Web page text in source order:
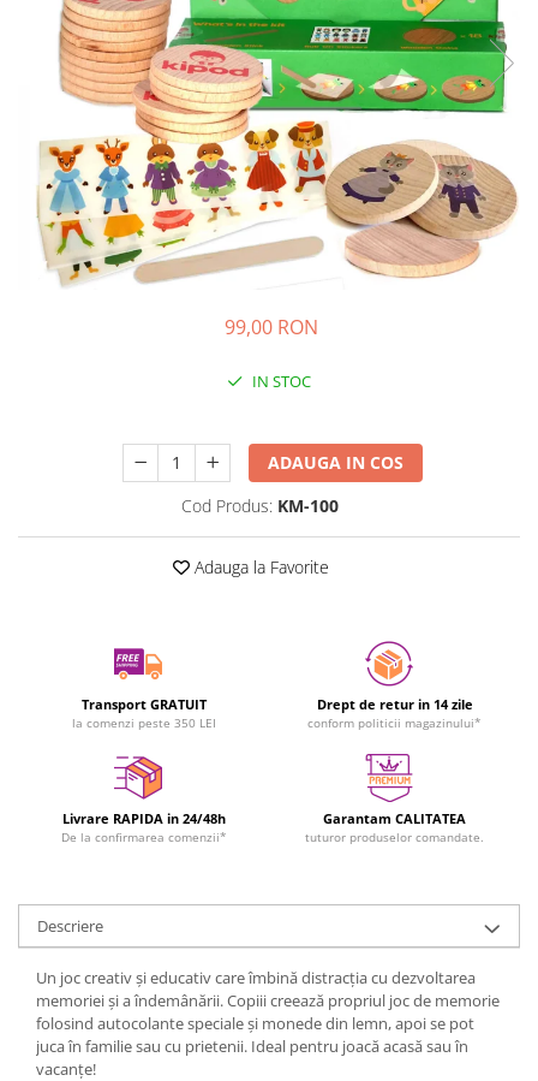
Jucarii dentitie
Jucarii Senzoriale
Teatru de papusi
Umbrele
Stilouri
Tempera și acuarele
99,00 RON
IN STOC
ADAUGA IN COS
Cod Produs: KM-100
Adauga la Favorite
Transport GRATUIT
la comenzi peste 350 LEI
Drept de retur in 14 zile
conform politicii magazinului*
Livrare RAPIDA in 24/48h
De la confirmarea comenzii*
Garantam CALITATEA
tuturor produselor comandate.
Descriere
Un joc creativ și educativ care îmbină distracția cu dezvoltarea
memoriei și a îndemânării. Copiii creează propriul joc de memorie
folosind autocolante speciale și monede din lemn, apoi se pot
juca în familie sau cu prietenii. Ideal pentru joacă acasă sau în
vacanțe!